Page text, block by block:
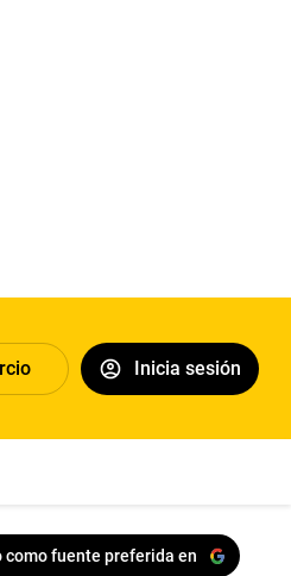
Inicia sesión
como fuente preferida en